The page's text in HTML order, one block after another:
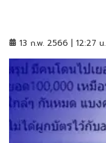
13 ก.พ. 2566 | 12:27 น.